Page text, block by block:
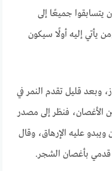
يتسابقوا جميعًا إلى
يأتي إليه أولًا سيكون
وبعد قليل تقدم النمر في
فنظر إلى مصدر
عليه الإرهاق، وقال
قدمي بأغصان الشجر.